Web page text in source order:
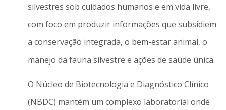
silvestres sob cuidados humanos e em vida livre,
com foco em produzir informações que subsidiem
a conservação integrada, o bem-estar animal, o
manejo da fauna silvestre e ações de saúde única.
O Núcleo de Biotecnologia e Diagnóstico Clínico
(NBDC) mantém um complexo laboratorial onde